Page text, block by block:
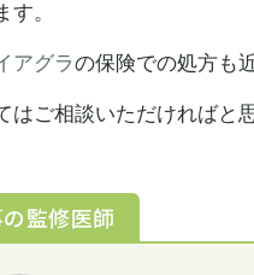
す。
アグラの保険での処方も
はご相談いただければと
監修医師